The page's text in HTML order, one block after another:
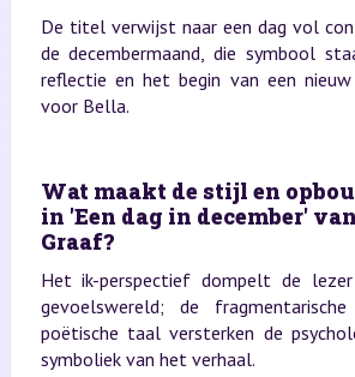
De titel verwijst naar een dag vol
de decembermaand, die symbool
reflectie en het begin van een
voor Bella.
Wat maakt de stijl en
in 'Een dag in december'
Graaf?
Het ik-perspectief dompelt de
gevoelswereld; de
poëtische taal versterken de
symboliek van het verhaal.